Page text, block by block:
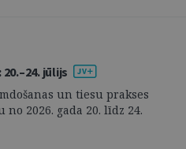
jūlijs
un tiesu prakses
2026. gada 20. līdz 24.